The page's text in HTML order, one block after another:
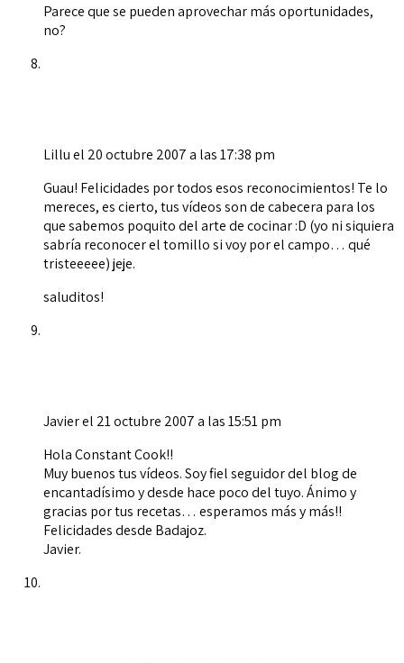
Parece que se pueden aprovechar más oportunidades,
no?
Lilluel 20 octubre 2007 a las 17:38 pm
Guau! Felicidades por todos esos reconocimientos! Te lo
mereces, es cierto, tus vídeos son de cabecera para los
que sabemos poquito del arte de cocinar :D (yo ni siquiera
sabría reconocer el tomillo si voy por el campo… qué
tristeeeee) jeje.
saluditos!
Javierel 21 octubre 2007 a las 15:51 pm
Hola Constant Cook!!
Muy buenos tus vídeos. Soy fiel seguidor del blog de
encantadísimo y desde hace poco del tuyo. Ánimo y
gracias por tus recetas… esperamos más y más!!
Felicidades desde Badajoz.
Javier.